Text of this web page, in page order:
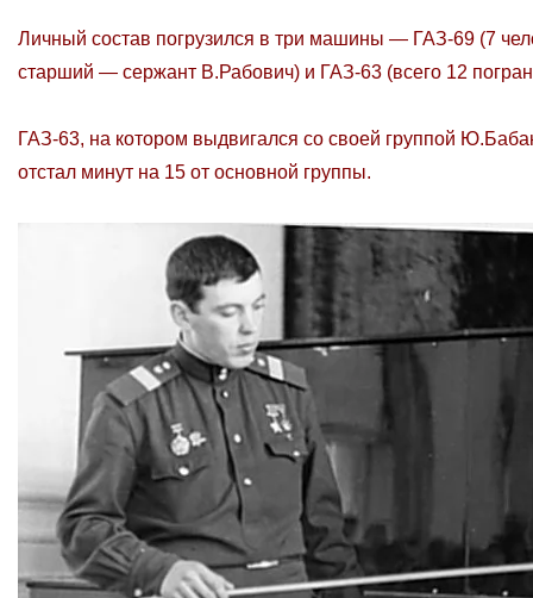
Личный состав погрузился в три машины — ГАЗ-69 (7
старший — сержант В.Рабович) и ГАЗ-63 (всего 12
ГАЗ-63, на котором выдвигался со своей группой
отстал минут на 15 от основной группы.